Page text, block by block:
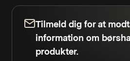
Tilmeld dig for at
information om
produkter.